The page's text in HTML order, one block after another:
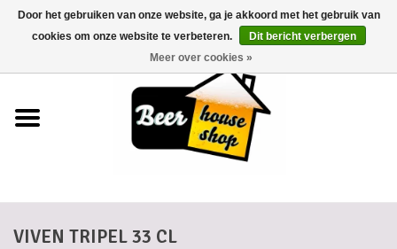
0 Artikelen - €0,00
Biermanden
VIVEN TRIPEL 33 CL
Door het gebruiken van onze website, ga je akkoord met het gebruik van
cookies om onze website te verbeteren.
Dit bericht verbergen
Meer over cookies »